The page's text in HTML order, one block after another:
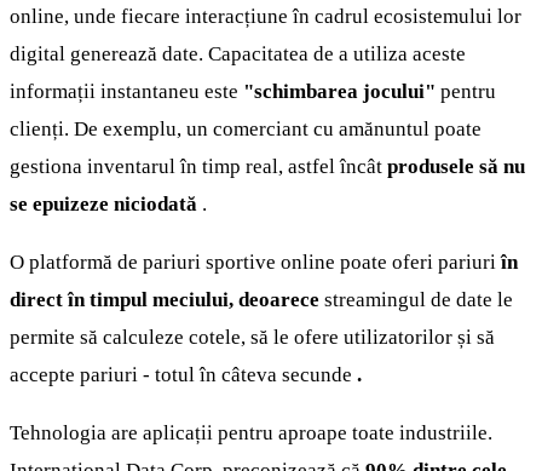
online, unde fiecare interacțiune în cadrul ecosistemului lor
digital generează date. Capacitatea de a utiliza aceste
informații instantaneu este "schimbarea jocului" pentru
clienți. De exemplu, un comerciant cu amănuntul poate
gestiona inventarul în timp real, astfel încât produsele să nu
se epuizeze niciodată .
O platformă de pariuri sportive online poate oferi pariuri în
direct în timpul meciului, deoarece streamingul de date le
permite să calculeze cotele, să le ofere utilizatorilor și să
accepte pariuri - totul în câteva secunde .
Tehnologia are aplicații pentru aproape toate industriile.